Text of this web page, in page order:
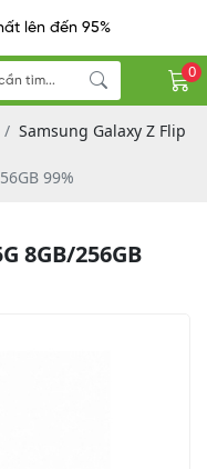
lên đến 95%
0
Samsung Galaxy Z Flip
99%
8GB/256GB